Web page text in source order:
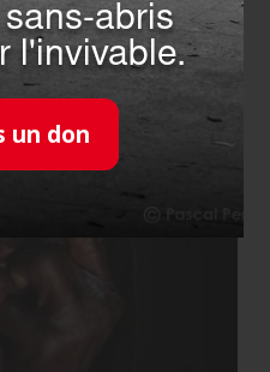
PLUS
abris
l'invivable.
un don